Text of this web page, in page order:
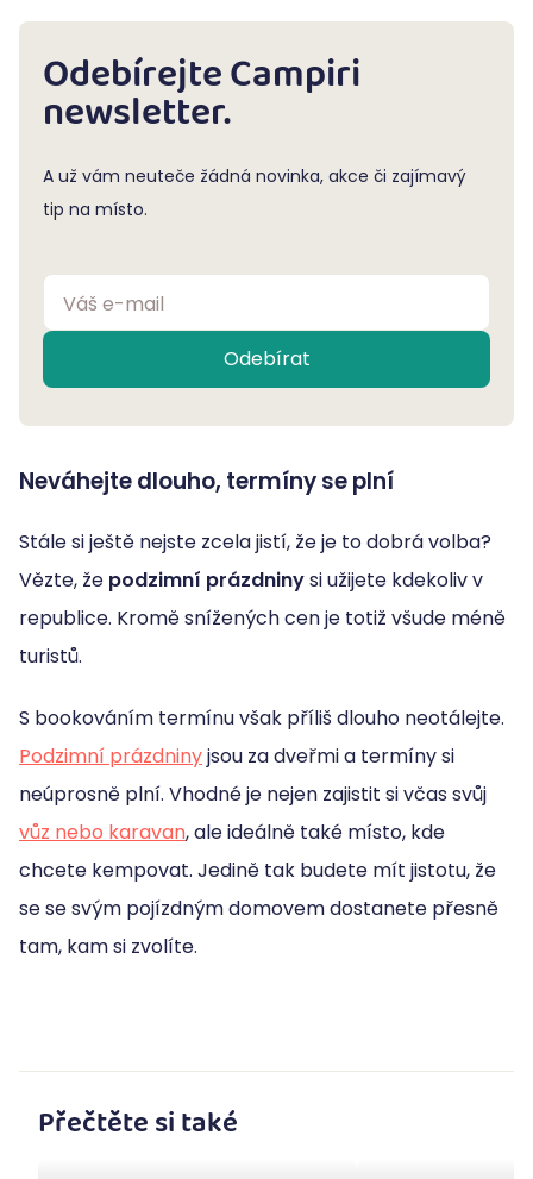
Odebírejte Campiri
newsletter.
A už vám neuteče žádná novinka, akce či zajímavý
tip na místo.
Váš e-mail
Odebírat
Neváhejte dlouho, termíny se plní
Stále si ještě nejste zcela jistí, že je to dobrá volba?
Vězte, že podzimní prázdninysi užijete kdekoliv v
republice. Kromě snížených cen je totiž všude méně
turistů.
S bookováním termínu však příliš dlouho neotálejte.
Podzimní prázdninyjsou za dveřmi a termíny si
neúprosně plní. Vhodné je nejen zajistit si včas svůj
vůz nebo karavan, ale ideálně také místo, kde
chcete kempovat. Jedině tak budete mít jistotu, že
se se svým pojízdným domovem dostanete přesně
tam, kam si zvolíte.
Přečtěte si také